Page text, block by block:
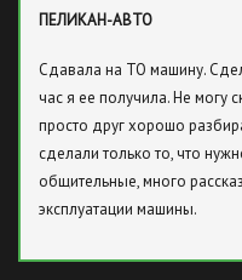
ПЕЛИКАН-АВТО
Сдавала на ТО машину.
час я ее получила. Не могу
просто друг хорошо
сделали только то, что
общительные, много
эксплуатации машины.